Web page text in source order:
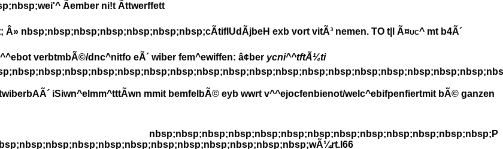
Ãember ni!t Ãttwerffett
nbsp;nbsp;nbsp;nbsp;nbsp;nbsp;nbsp;cÃtiflUdÃjbeH exb vort vitÃ³ nemen. TO t|l Ã¤uc^mt b4Ã´
verbtmbÃ©/dnc^nitfo eÃ´ wiber fem^ewiffen: â¢ber ycni^^tftÃ¼ti
iSiwn^elmm^tttÃwn mmit bemfelbÃ© eyb wwrt v^^ejocfenbienot/welc^ebifpenfiertmit bÃ© ganzen